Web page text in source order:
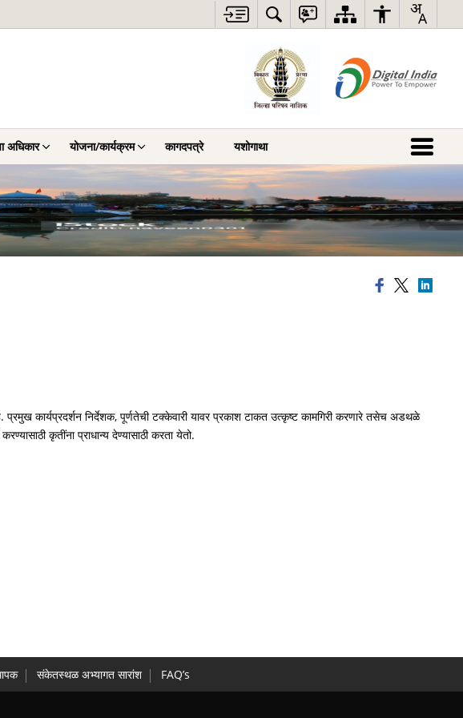
अधिकार योजना/कार्यक्रम कागदपत्रे यशोगाथा
प्रमुख कार्यप्रदर्शन निर्देशक, पूर्णतेची टक्केवारी यावर प्रकाश टाकत उत्कृष्ट कामगिरी करणारे तसेच अडथळे
कृतींना प्राधान्य देण्यासाठी करता येतो.
संकेतस्थळ अभ्यागत सारांश FAQ’s